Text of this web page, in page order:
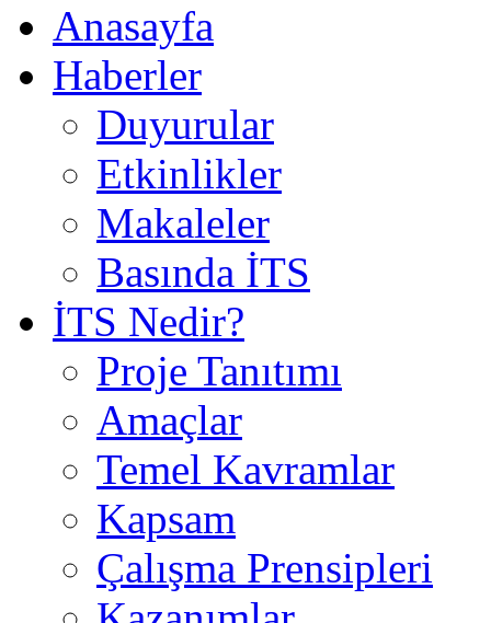
Anasayfa
Haberler
Duyurular
Etkinlikler
Makaleler
Basında İTS
İTS Nedir?
Proje Tanıtımı
Amaçlar
Temel Kavramlar
Kapsam
Çalışma Prensipleri